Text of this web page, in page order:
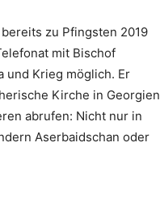
zu Pfingsten 2019
mit Bischof
und Krieg möglich. Er
Kirche in Georgien
abrufen: Nicht nur in
Aserbaidschan oder